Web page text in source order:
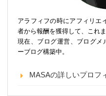
アラフィフの時にアフィリエ
者から報酬を獲得して、これ
現在、ブログ運営、ブログメ
ーブログ構築中。
MASAの詳しいプロフ